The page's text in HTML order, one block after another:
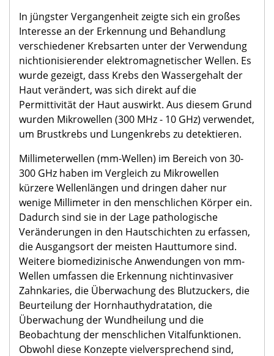
In jüngster Vergangenheit zeigte sich ein großes
Interesse an der Erkennung und Behandlung
verschiedener Krebsarten unter der Verwendung
nichtionisierender elektromagnetischer Wellen. Es
wurde gezeigt, dass Krebs den Wassergehalt der
Haut verändert, was sich direkt auf die
Permittivität der Haut auswirkt. Aus diesem Grund
wurden Mikrowellen (300 MHz - 10 GHz) verwendet,
um Brustkrebs und Lungenkrebs zu detektieren.
Millimeterwellen (mm-Wellen) im Bereich von 30-
300 GHz haben im Vergleich zu Mikrowellen
kürzere Wellenlängen und dringen daher nur
wenige Millimeter in den menschlichen Körper ein.
Dadurch sind sie in der Lage pathologische
Veränderungen in den Hautschichten zu erfassen,
die Ausgangsort der meisten Hauttumore sind.
Weitere biomedizinische Anwendungen von mm-
Wellen umfassen die Erkennung nichtinvasiver
Zahnkaries, die Überwachung des Blutzuckers, die
Beurteilung der Hornhauthydratation, die
Überwachung der Wundheilung und die
Beobachtung der menschlichen Vitalfunktionen.
Obwohl diese Konzepte vielversprechend sind,